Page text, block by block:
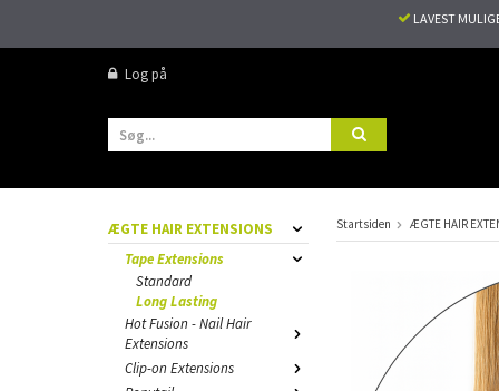
LAVEST
Log på
ÆGTE HAIR EXTENSIONS
Tape Extensions
Standard
Long Lasting
Hot Fusion - Nail Hair
Extensions
Clip-on Extensions
Startsiden ÆGTE HAIR